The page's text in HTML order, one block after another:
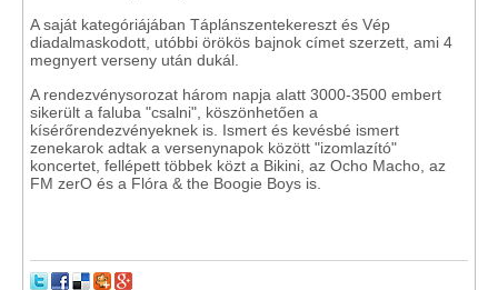
A saját kategóriájában Táplánszentekereszt és Vép
diadalmaskodott, utóbbi örökös bajnok címet szerzett, ami 4
megnyert verseny után dukál.
A rendezvénysorozat három napja alatt 3000-3500 embert
sikerült a faluba "csalni", köszönhetően a
kísérőrendezvényeknek is. Ismert és kevésbé ismert
zenekarok adtak a versenynapok között "izomlazító"
koncertet, fellépett többek közt a Bikini, az Ocho Macho, az
FM zerO és a Flóra & the Boogie Boys is.